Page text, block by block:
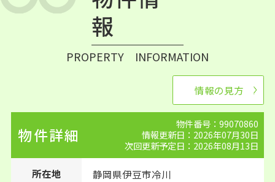
報
PROPERTY INFORMATION
情報の見方
物件詳細
物件番号：99070860
情報更新日：2026年07月30日
次回更新予定日：2026年08月13日
所在地 静岡県伊豆市冷川